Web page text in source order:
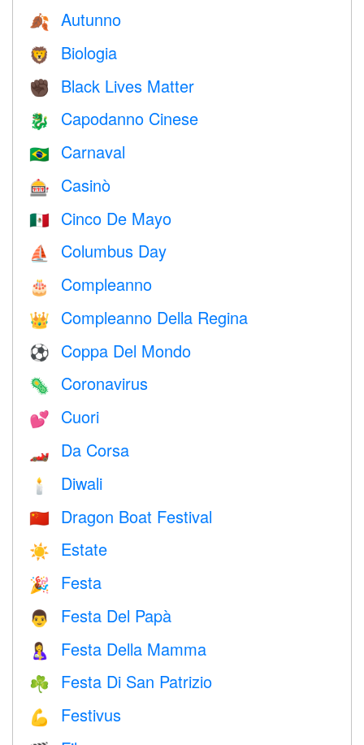
🍂 Autunno
🦁 Biologia
✊🏿 Black Lives Matter
🐉 Capodanno Cinese
🇧🇷 Carnaval
🎰 Casinò
🇲🇽 Cinco De Mayo
⛵️ Columbus Day
🎂 Compleanno
👑 Compleanno Della Regina
⚽ Coppa Del Mondo
🦠 Coronavirus
💕 Cuori
🏎 Da Corsa
🕯 Diwali
🇨🇳 Dragon Boat Festival
☀️ Estate
🎉 Festa
👨 Festa Del Papà
🤱 Festa Della Mamma
☘️ Festa Di San Patrizio
💪 Festivus